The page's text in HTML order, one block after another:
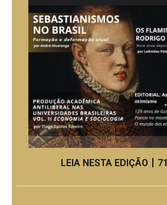
LEIA NESTA EDIÇÃO丨71